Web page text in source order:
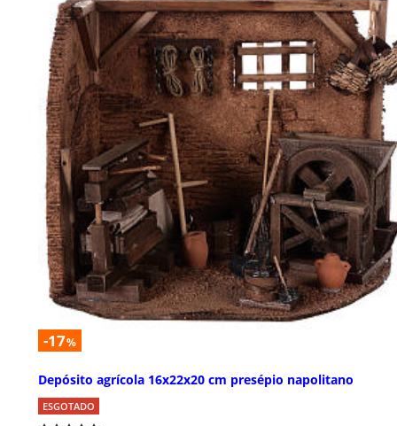
-17%
Depósito agrícola 16x22x20 cm presépio napolitano
ESGOTADO